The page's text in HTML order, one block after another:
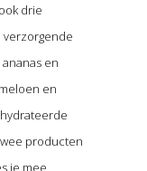
drie
en
en
producten
je mee